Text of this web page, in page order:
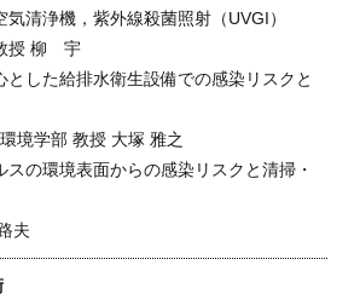
清浄機，紫外線殺菌照射（UVGI）
授 柳 宇
した給排水衛生設備での感染リスクと
境学部 教授 大塚 雅之
の環境表面からの感染リスクと清掃・
夫